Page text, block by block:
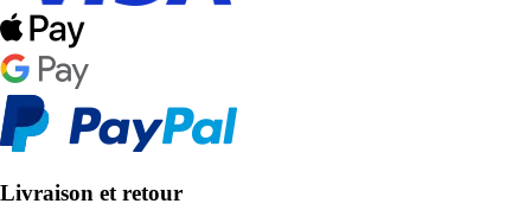
Livraison et retour